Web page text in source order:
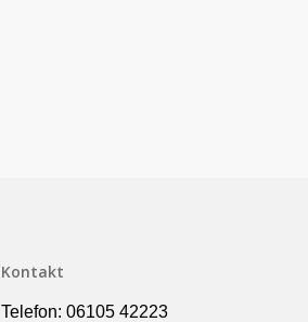
Kontakt
Telefon: 06105 42223